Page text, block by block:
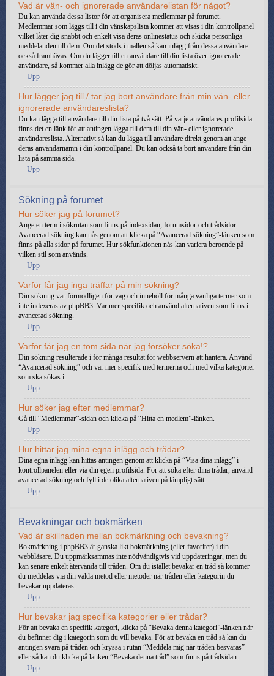
Vad är vän- och ignorerade användarelistan för något?
Du kan använda dessa listor för att organisera medlemmar på forumet.
Medlemmar som läggs till i din vänskapslista kommer att visas i din kontrollpanel
vilket låter dig snabbt och enkelt visa deras onlinestatus och skicka personliga
meddelanden till dem. Om det stöds i mallen så kan inlägg från dessa användare
också framhävas. Om du lägger till en användare till din lista över ignorerade
användare, så kommer alla inlägg de gör att döljas automatiskt.
Upp
Hur lägger jag till / tar jag bort användare från min vän- eller
ignorerade användareslista?
Du kan lägga till användare till din lista på två sätt. På varje användares profilsida
finns det en länk för att antingen lägga till dem till din vän- eller ignorerade
användareslista. Alternativt så kan du lägga till användare direkt genom att ange
deras användarnamn i din kontrollpanel. Du kan också ta bort användare från din
lista på samma sida.
Upp
Sökning på forumet
Hur söker jag på forumet?
Ange en term i sökrutan som finns på indexsidan, forumsidor och trådsidor.
Avancerad sökning kan nås genom att klicka på “Avancerad sökning”-länken som
finns på alla sidor på forumet. Hur sökfunktionen nås kan variera beroende på
vilken stil som används.
Upp
Varför får jag inga träffar på min sökning?
Din sökning var förmodligen för vag och innehöll för många vanliga termer som
inte indexeras av phpBB3. Var mer specifik och använd alternativen som finns i
avancerad sökning.
Upp
Varför får jag en tom sida när jag försöker söka!?
Din sökning resulterade i för många resultat för webbservern att hantera. Använd
“Avancerad sökning” och var mer specifik med termerna och med vilka kategorier
som ska sökas i.
Upp
Hur söker jag efter medlemmar?
Gå till “Medlemmar”-sidan och klicka på “Hitta en medlem”-länken.
Upp
Hur hittar jag mina egna inlägg och trådar?
Dina egna inlägg kan hittas antingen genom att klicka på “Visa dina inlägg” i
kontrollpanelen eller via din egen profilsida. För att söka efter dina trådar, använd
avancerad sökning och fyll i de olika alternativen på lämpligt sätt.
Upp
Bevakningar och bokmärken
Vad är skillnaden mellan bokmärkning och bevakning?
Bokmärkning i phpBB3 är ganska likt bokmärkning (eller favoriter) i din
webbläsare. Du uppmärksammas inte nödvändigtvis vid uppdateringar, men du
kan senare enkelt återvända till tråden. Om du istället bevakar en tråd så kommer
du meddelas via din valda metod eller metoder när tråden eller kategorin du
bevakar uppdateras.
Upp
Hur bevakar jag specifika kategorier eller trådar?
För att bevaka en specifik kategori, klicka på “Bevaka denna kategori”-länken när
du befinner dig i kategorin som du vill bevaka. För att bevaka en tråd så kan du
antingen svara på tråden och kryssa i rutan “Meddela mig när tråden besvaras”
eller så kan du klicka på länken “Bevaka denna tråd” som finns på trådsidan.
Upp